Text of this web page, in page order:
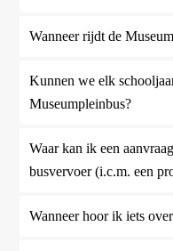
Wanneer rijdt de
Kunnen we elk
Museumpleinbus?
Waar kan ik een
busvervoer (i.c.m. een
Wanneer hoor ik iets